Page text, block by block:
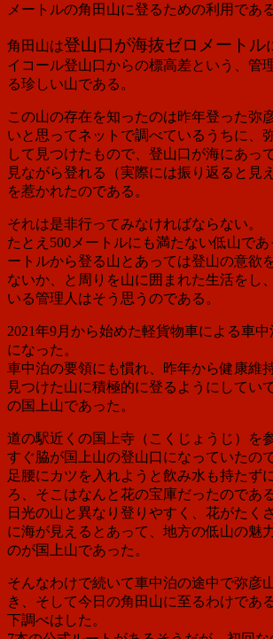
メートルの角田山に登るための利用である
角田山は登山口が海抜ゼロメートル
イコール登山口からの標高差という、管
る珍しい山である。
この山の存在を知ったのは昨年登った弥
いと思ってネットで調べているうちに、
して見つけたもので、登山口が海にあっ
見ながら登れる（実際には振り返ると見
を惹かれたのである。
それは是非行ってみなければならない。
たとえ500メートルにも満たない低山で
ートルから登る山とあっては登山の意欲
ないか、と周りを山に囲まれた生活をし
いる管理人はそう思うのである。
2021年9月から始めた軽貨物車による車中
になった。
車中泊の要領にも慣れ、昨年から健康維
見つけた山に積極的に登るようにしてい
の国上山であった。
道の駅近くの国上寺（こくじょうじ）を
すぐ脇が国上山の登山口になっていたの
足腰にカツを入れようと飲み水も持たず
ろ、そこはなんと花の宝庫だったのであ
日光の山と異なり登りやすく、花がたく
に海が見えるとあって、地方の低山の魅
のが国上山であった。
そんなわけで続いて車中泊の途中で弥彦
き、そして今日の角田山に至るわけである
下調べはした。